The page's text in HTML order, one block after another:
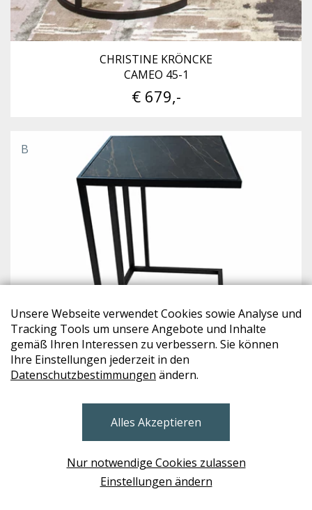
Unsere Webseite verwendet Cookies sowie Analyse und
Tracking Tools um unsere Angebote und Inhalte
gemäß Ihren Interessen zu verbessern. Sie können
Ihre Einstellungen jederzeit in den
Datenschutzbestimmungen ändern.
Alles Akzeptieren
Nur notwendige Cookies zulassen
Einstellungen ändern
CHRISTINE KRÖNCKE
CAMEO 45-1
€ 679,-
B
CHRISTINE KRÖNCKE
CAMEO 40-1
€ 883,-